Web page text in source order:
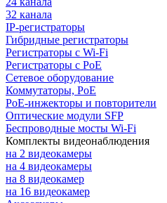
32 канала
IP-регистраторы
Гибридные регистраторы
Регистраторы с Wi-Fi
Регистраторы с PoE
Сетевое оборудование
Коммутаторы, PoE
PoE-инжекторы и повторители
Оптические модули SFP
Беспроводные мосты Wi-Fi
Комплекты видеонаблюдения
на 2 видеокамеры
на 4 видеокамеры
на 8 видеокамер
на 16 видеокамер